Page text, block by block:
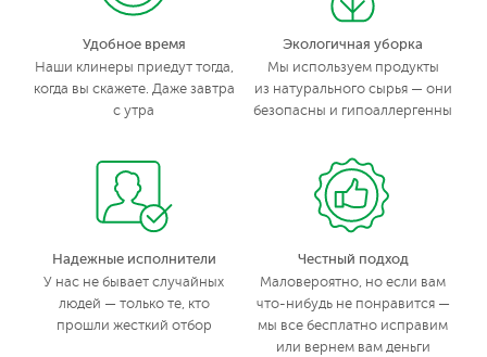
Удобное время
Наши клинеры приедут тогда,
когда вы скажете. Даже завтра
с утра
Экологичная уборка
Мы используем продукты
из натурального сырья — они
безопасны и гипоаллергенны
Надежные исполнители
У нас не бывает случайных
людей — только те, кто
прошли жесткий отбор
Честный подход
Маловероятно, но если вам
что-нибудь не понравится —
мы все бесплатно исправим
или вернем вам деньги